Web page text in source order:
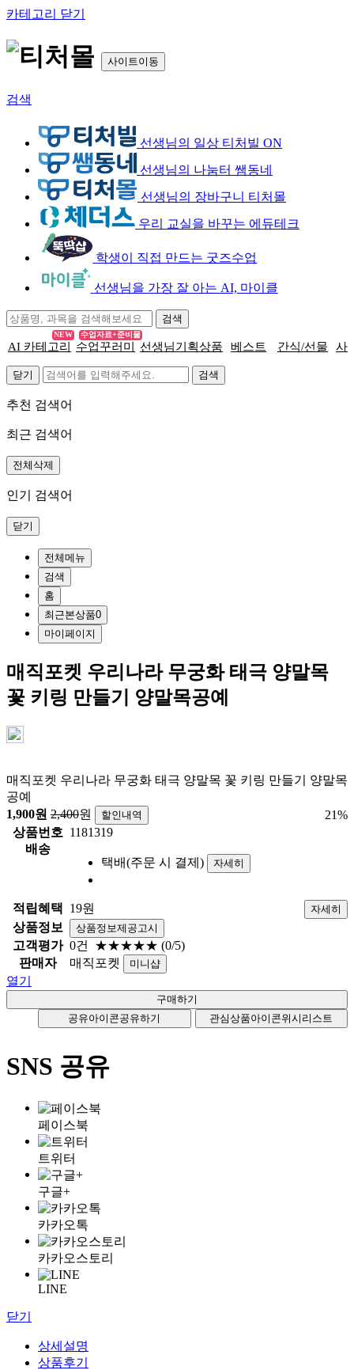
카테고리 닫기
사이트이동
검색
선생님의 일상 티처빌 ON
선생님의 나눔터 쌤동네
선생님의 장바구니 티처몰
우리 교실을 바꾸는 에듀테크
학생이 직접 만드는 굿즈수업
선생님을 가장 잘 아는 AI, 마이클
AI 카테고리
NEW
수업꾸러미
수업자료+준비물
선생님기획상품 베스트 간식/선물 사
닫기
추천 검색어
최근 검색어
전체삭제
인기 검색어
닫기
전체메뉴
검색
홈
최근본상품0
마이페이지
매직포켓 우리나라 무궁화 태극 양말목
꽃 키링 만들기 양말목공예
매직포켓 우리나라 무궁화 태극 양말목 꽃 키링 만들기 양말목
공예
1,900원 2,400원 할인내역 21%
상품번호 1181319
배송
택배(주문 시 결제)
자세히
적립혜택 19원 자세히
상품정보 상품정보제공고시
고객평가 0건 ★★★★★ (0/5)
판매자
매직포켓 미니샵
열기
공유아이콘공유하기 관심상품아이콘위시리스트
SNS 공유
페이스북
트위터
구글+
카카오톡
카카오스토리
LINE
닫기
상세설명
상품후기